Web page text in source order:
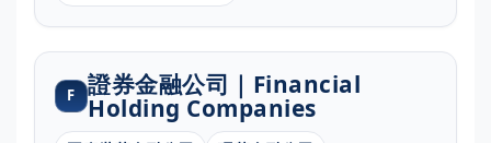
F 證券金融公司｜Financial
Holding Companies